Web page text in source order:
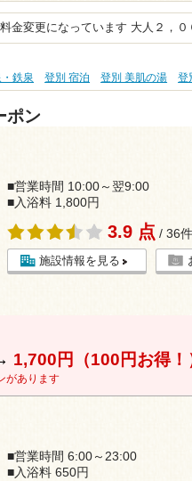
料金変更になっています 大人２
鉄泉 登別 宿泊 登別 美肌の湯 登
ポン
■営業時間 10:00～翌9:00
■入浴料 1,800円
3.9 点 / 36件
施設情報を見る
1,700円（100円お得！
があります
■営業時間 6:00～23:00
■入浴料 650円